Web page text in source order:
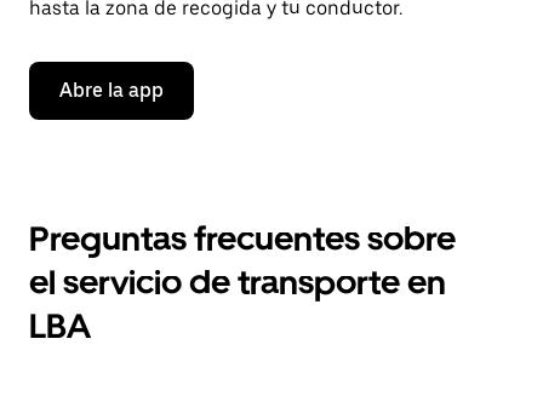
hasta la zona de recogida y tu conductor.
Abre la app
Preguntas frecuentes sobre
el servicio de transporte en
LBA